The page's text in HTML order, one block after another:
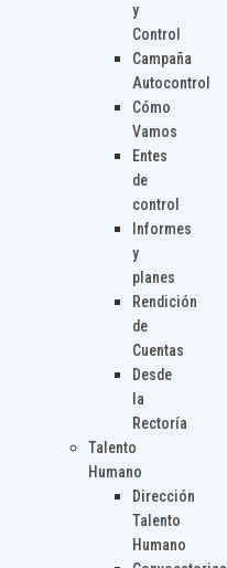
y
Control
Campaña
Autocontrol
Cómo
Vamos
Entes
de
control
Informes
y
planes
Rendición
de
Cuentas
Desde
la
Rectoría
Talento
Humano
Dirección
Talento
Humano